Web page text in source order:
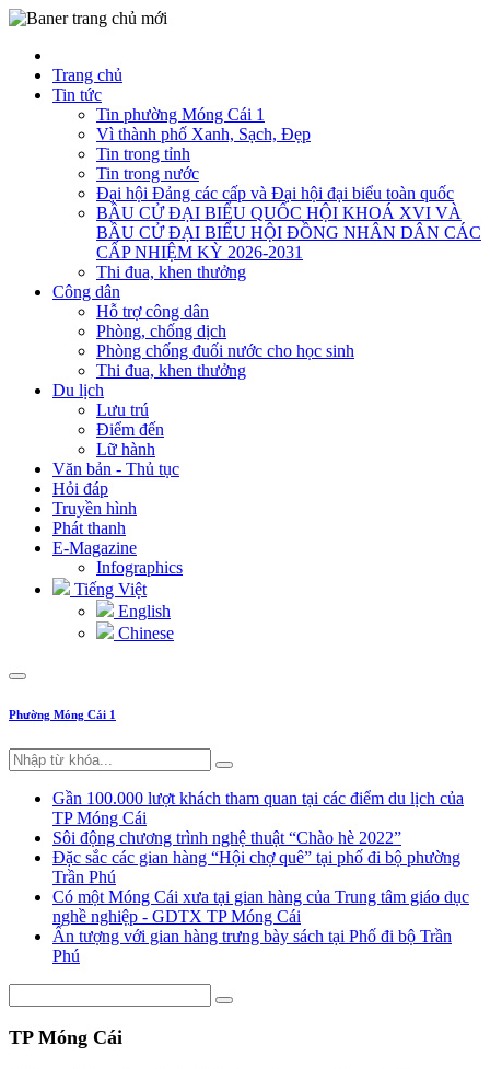
Trang chủ
Tin tức
Tin phường Móng Cái 1
Vì thành phố Xanh, Sạch, Đẹp
Tin trong tỉnh
Tin trong nước
Đại hội Đảng các cấp và Đại hội đại biểu toàn quốc
BẦU CỬ ĐẠI BIỂU QUỐC HỘI KHOÁ XVI VÀ
BẦU CỬ ĐẠI BIỂU HỘI ĐỒNG NHÂN DÂN CÁC
CẤP NHIỆM KỲ 2026-2031
Thi đua, khen thưởng
Công dân
Hỗ trợ công dân
Phòng, chống dịch
Phòng chống đuối nước cho học sinh
Thi đua, khen thưởng
Du lịch
Lưu trú
Điểm đến
Lữ hành
Văn bản - Thủ tục
Hỏi đáp
Truyền hình
Phát thanh
E-Magazine
Infographics
Tiếng Việt
English
Chinese
Phường Móng Cái 1
Gần 100.000 lượt khách tham quan tại các điểm du lịch của
TP Móng Cái
Sôi động chương trình nghệ thuật “Chào hè 2022”
Đặc sắc các gian hàng “Hội chợ quê” tại phố đi bộ phường
Trần Phú
Có một Móng Cái xưa tại gian hàng của Trung tâm giáo dục
nghề nghiệp - GDTX TP Móng Cái
Ấn tượng với gian hàng trưng bày sách tại Phố đi bộ Trần
Phú
TP Móng Cái